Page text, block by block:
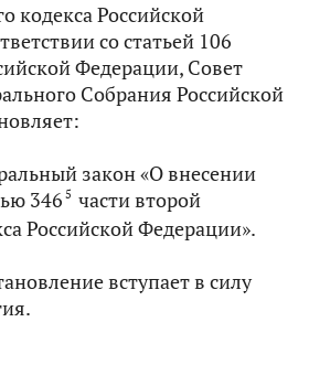
кодекса Российской
со статьей 106
Федерации, Совет
Собрания Российской
закон «О внесении
346 5 части второй
Российской Федерации».
вступает в силу